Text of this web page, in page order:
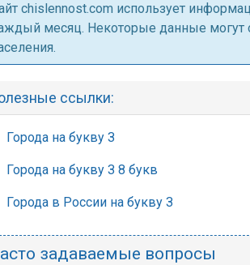
chislennost.com использует
месяц. Некоторые данные могут
ссылки:
Города на букву З
Города на букву З 8 букв
Города в России на букву З
задаваемые вопросы